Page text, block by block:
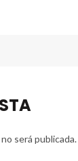
será publicada.